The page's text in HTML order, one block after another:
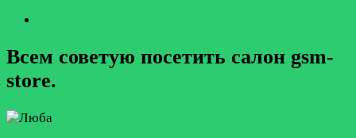
Всем советую посетить салон gsm-
store.